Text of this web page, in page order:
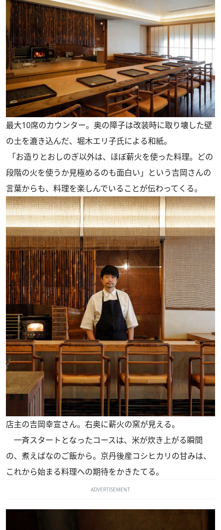
最大10席のカウンター。奥の障子は改装時に取り壊した壁
の土を漉き込んだ、堀木エリ子氏による和紙。
「お造りとおしのぎ以外は、ほぼ薪火を使った料理。どの
段階の火を使うか見極めるのも面白い」という吉岡さんの
言葉からも、料理を楽しんでいることが伝わってくる。
店主の吉岡幸宣さん。右奥に薪火の窯が見える。
一斉スタートとなったコースは、米が炊き上がる瞬間
の、煮えばなのご飯から。京丹後産コシヒカリの甘みは、
これから始まる料理への期待をかきたてる。
ADVERTISEMENT